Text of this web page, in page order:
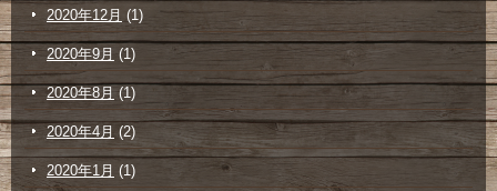
2020年12月 (1)
2020年9月 (1)
2020年8月 (1)
2020年4月 (2)
2020年1月 (1)